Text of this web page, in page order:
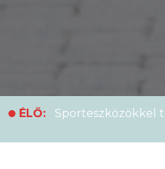
ÉLŐ:
Sporteszközökkel
ÉLŐ:
Rekordlétszámmal